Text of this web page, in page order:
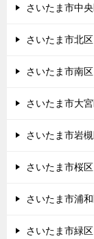
さいたま市中
さいたま市北区
さいたま市南区
さいたま市大
さいたま市岩
さいたま市桜区
さいたま市浦
さいたま市緑区